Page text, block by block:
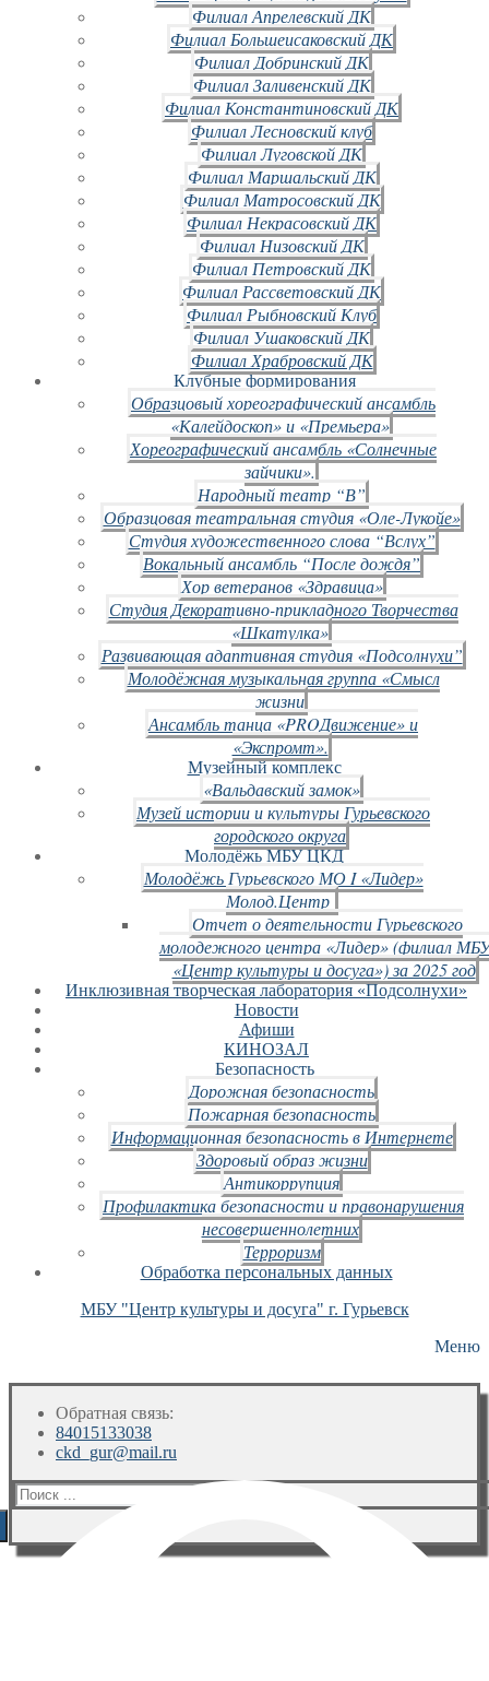
Филиал Апрелевский ДК
Филиал Большеисаковский ДК
Филиал Добринский ДК
Филиал Заливенский ДК
Филиал Константиновский ДК
Филиал Лесновский клуб
Филиал Луговской ДК
Филиал Маршальский ДК
Филиал Матросовский ДК
Филиал Некрасовский ДК
Филиал Низовский ДК
Филиал Петровский ДК
Филиал Рассветовский ДК
Филиал Рыбновский Клуб
Филиал Ушаковский ДК
Филиал Храбровский ДК
Клубные формирования
Образцовый хореографический ансамбль
«Калейдоскоп» и «Премьера»
Хореографический ансамбль «Солнечные
зайчики».
Народный театр “В”
Образцовая театральная студия «Оле-Лукойе»
Студия художественного слова “Вслух”
Вокальный ансамбль “После дождя”
Хор ветеранов «Здравица»
Студия Декоративно-прикладного Творчества
«Шкатулка»
Развивающая адаптивная студия «Подсолнухи”
Молодёжная музыкальная группа «Смысл
жизни
Ансамбль танца «PROДвижение» и
«Экспромт».
Музейный комплекс
«Вальдавский замок»
Музей истории и культуры Гурьевского
городского округа
Молодёжь МБУ ЦКД
Молодёжь Гурьевского МО I «Лидер»
Молод.Центр
Отчет о деятельности Гурьевского
молодежного центра «Лидер» (филиал
«Центр культуры и досуга») за 2025 год
Инклюзивная творческая лаборатория «Подсолнухи»
Новости
Афиши
КИНОЗАЛ
Безопасность
Дорожная безопасность
Пожарная безопасность
Информационная безопасность в Интернете
Здоровый образ жизни
Антикоррупция
Профилактика безопасности и правонарушения
несовершеннолетних
Терроризм
Обработка персональных данных
МБУ "Центр культуры и досуга" г. Гурьевск
Меню
Обратная связь:
84015133038
ckd_gur@mail.ru
Искать: